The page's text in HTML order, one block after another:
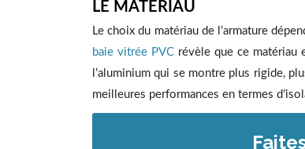
LE MATÉRIAU
Le choix du matériau de l’armature
baie vitrée PVC révèle que ce matériau
l’aluminium qui se montre plus rigide,
meilleures performances en termes